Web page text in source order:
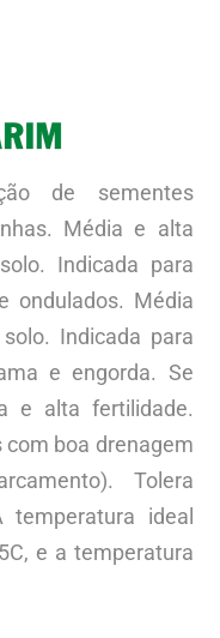
de sementes
Média e alta
Indicada para
ondulados. Média
Indicada para
e engorda. Se
e alta fertilidade.
boa drenagem
Tolera
ideal
e a temperatura